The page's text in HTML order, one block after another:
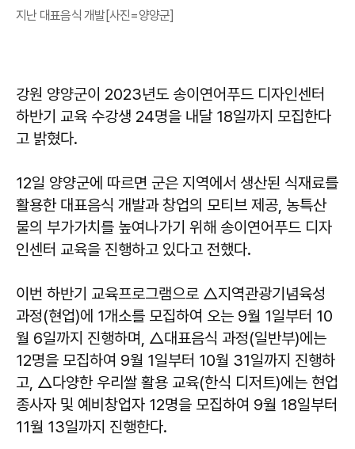
지난 대표음식 개발[사진=양양군]
강원 양양군이 2023년도 송이연어푸드 디자인센터
하반기 교육 수강생 24명을 내달 18일까지 모집한다
고 밝혔다.
12일 양양군에 따르면 군은 지역에서 생산된 식재료를
활용한 대표음식 개발과 창업의 모티브 제공, 농특산
물의 부가가치를 높여나가기 위해 송이연어푸드 디자
인센터 교육을 진행하고 있다고 전했다.
이번 하반기 교육프로그램으로 △지역관광기념육성
과정(현업)에 1개소를 모집하여 오는 9월 1일부터 10
월 6일까지 진행하며, △대표음식 과정(일반부)에는
12명을 모집하여 9월 1일부터 10월 31일까지 진행하
고, △다양한 우리쌀 활용 교육(한식 디저트)에는 현업
종사자 및 예비창업자 12명을 모집하여 9월 18일부터
11월 13일까지 진행한다.